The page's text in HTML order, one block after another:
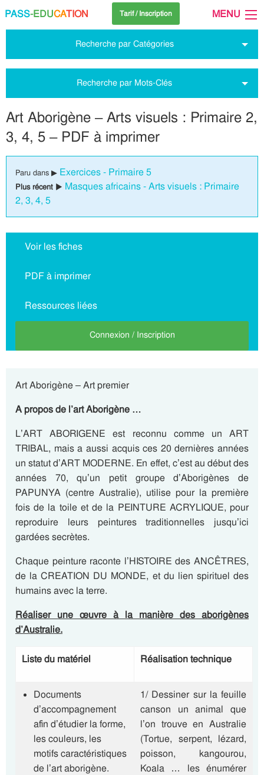
PASS-EDUCATION Tarif / Inscription MENU
Recherche par Catégories
Recherche par Mots-Clés
Art Aborigène – Arts visuels : Primaire 2,
3, 4, 5 – PDF à imprimer
Paru dans ▶ Exercices - Primaire 5
Plus récent ▶ Masques africains - Arts visuels : Primaire
2, 3, 4, 5
Voir les fiches
PDF à imprimer
Ressources liées
Connexion / Inscription
Art Aborigène – Art premier
A propos de l’art Aborigène …
L’ART ABORIGENE est reconnu comme un ART
TRIBAL, mais a aussi acquis ces 20 dernières années
un statut d’ART MODERNE. En effet, c’est au début des
années 70, qu’un petit groupe d’Aborigènes de
PAPUNYA (centre Australie), utilise pour la première
fois de la toile et de la PEINTURE ACRYLIQUE, pour
reproduire leurs peintures traditionnelles jusqu’ici
gardées secrètes.
Chaque peinture raconte l’HISTOIRE des ANCÊTRES,
de la CREATION DU MONDE, et du lien spirituel des
humains avec la terre.
Réaliser une œuvre à la manière des aborigènes
d’Australie.
Liste du matériel Réalisation technique
Documents
d’accompagnement
afin d’étudier la forme,
les couleurs, les
motifs caractéristiques
de l’art aborigène.
1/ Dessiner sur la feuille
canson un animal que
l’on trouve en Australie
(Tortue, serpent, lézard,
poisson, kangourou,
Koala … les énumérer